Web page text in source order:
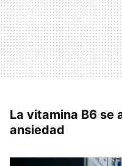
La vitamina B6 se
ansiedad